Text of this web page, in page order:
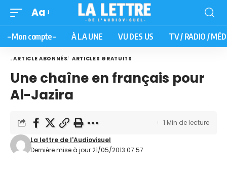
Aa
– Mon compte – À LA UNE VU DES US TV / RADIO /
. ARTICLE ABONNÉS ARTICLES GRATUITS
Une chaîne en français pour
Al-Jazira
Dernière mise à jour 21/05/2013 07:57
La lettre de l'Audiovisuel
1 Min de lecture